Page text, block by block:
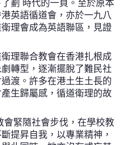
劃 時代的一頁。至於原本
英語循道會，亦於一九八
理會成為英語聯區，見證
理聯合教會在香港扎根成
轉型，逐漸擺脫了難民社
渡。許多在港土生土長的
生歸屬感，循道衛理的故
會緊隨社會步伐，在學校教
提昇自我，以專業精神，